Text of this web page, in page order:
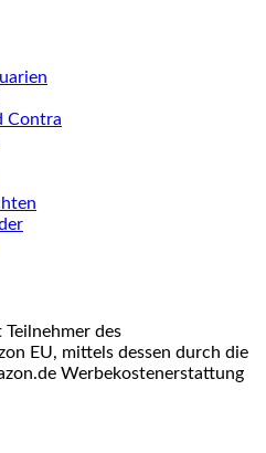
Contra
des
EU, mittels dessen durch die
Werbekostenerstattung